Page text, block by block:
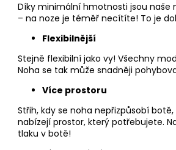
Díky minimální hmotnosti jsou
– na noze je téměř necítíte! To je
Flexibilnější
Stejně flexibilní jako vy! Všechny
Noha se tak může snadněji
Více prostoru
Střih, kdy se noha nepřizpůsobí
nabízejí prostor, který potřebujete.
tlaku v botě!